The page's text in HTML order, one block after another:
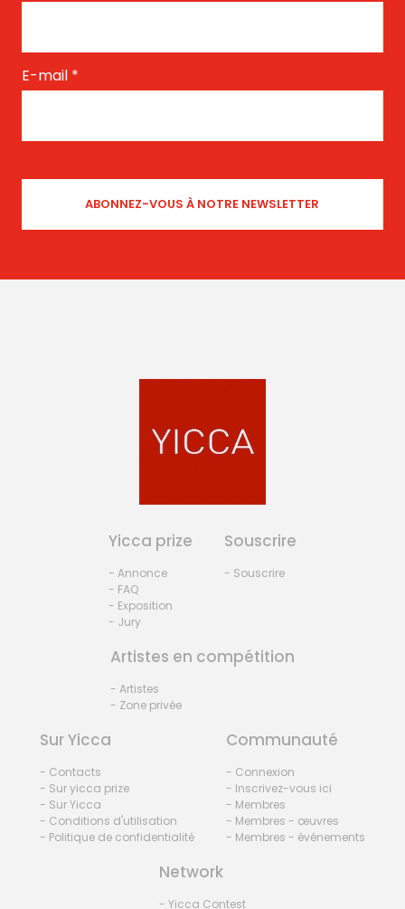
E-mail *
Yicca prize
- Annonce
- FAQ
- Exposition
- Jury
Souscrire
- Souscrire
Artistes en compétition
- Artistes
- Zone privée
Sur Yicca
- Contacts
- Sur yicca prize
- Sur Yicca
- Conditions d'utilisation
- Politique de confidentialité
Communauté
- Connexion
- Inscrivez-vous ici
- Membres
- Membres - œuvres
- Membres - événements
Network
- Yicca Contest